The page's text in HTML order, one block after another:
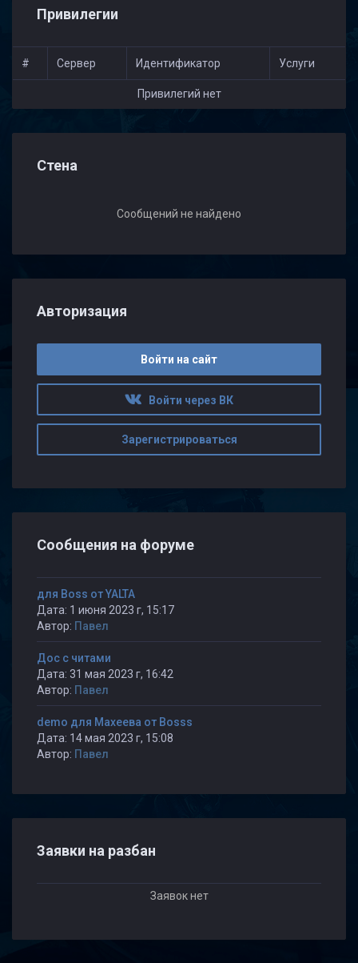
Привилегии
# Сервер Идентификатор Услуги
Привилегий нет
Стена
Сообщений не найдено
Авторизация
Войти на сайт
Войти через ВК
Зарегистрироваться
Сообщения на форуме
для Boss от YALTA
Дата: 1 июня 2023 г, 15:17
Автор: Павел
Дос с читами
Дата: 31 мая 2023 г, 16:42
Автор: Павел
demo для Махеева от Bosss
Дата: 14 мая 2023 г, 15:08
Автор: Павел
Заявки на разбан
Заявок нет